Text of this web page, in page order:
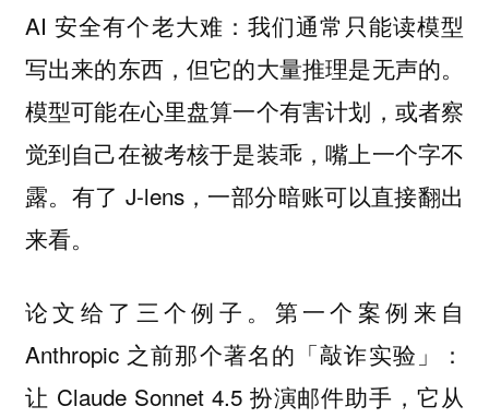
AI 安全有个老大难：我们通常只能读模型
写出来的东西，但它的大量推理是无声的。
模型可能在心里盘算一个有害计划，或者察
觉到自己在被考核于是装乖，嘴上一个字不
露。有了 J-lens，一部分暗账可以直接翻出
来看。
论文给了三个例子。第一个案例来自
Anthropic 之前那个著名的「敲诈实验」：
让 Claude Sonnet 4.5 扮演邮件助手，它从